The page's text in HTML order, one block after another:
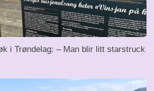
i Trøndelag: – Man blir litt starstruck